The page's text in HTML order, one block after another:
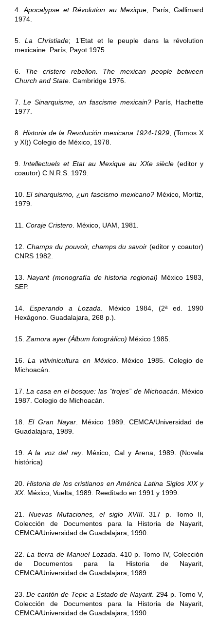
4.Apocalypse et Révolution au Mexique, París, Gallimard
1974.
5.La Christiade; 1’Etat et le peuple dans la révolution
mexicaine. París, Payot 1975.
6. The cristero rebelion. The mexican people between
Church and State. Cambridge 1976.
7.Le Sinarquisme, un fascisme mexicain?París, Hachette
1977.
8. Historia de la Revolución mexicana 1924-1929, (Tomos X
y XI)) Colegio de México, 1978.
9.Intellectuels et Etat au Mexique au XXe siècle(editor y
coautor) C.N.R.S. 1979.
10.El sinarquismo, ¿un fascismo mexicano?México, Mortiz,
1979.
11. Coraje Cristero. México, UAM, 1981.
12. Champs du pouvoir, champs du savoir (editor y coautor)
CNRS 1982.
13.Nayarit (monografía de historia regional) México 1983,
SEP.
14. Esperando a Lozada. México 1984, (2ª ed. 1990
Hexágono. Guadalajara, 268 p.).
15.Zamora ayer (Álbum fotográfico) México 1985.
16.La vitivinicultura en México. México 1985. Colegio de
Michoacán.
17.La casa en el bosque: las “trojes” de Michoacán. México
1987. Colegio de Michoacán.
18. El Gran Nayar. México 1989. CEMCA/Universidad de
Guadalajara, 1989.
19.A la voz del rey. México, Cal y Arena, 1989. (Novela
histórica)
20. Historia de los cristianos en América Latina Siglos XIX y
XX. México, Vuelta, 1989. Reeditado en 1991 y 1999.
21.Nuevas Mutaciones, el siglo XVIII. 317 p. Tomo II,
Colección de Documentos para la Historia de Nayarit,
CEMCA/Universidad de Guadalajara, 1990.
22.La tierra de Manuel Lozada. 410 p. Tomo IV, Colección
de Documentos para la Historia de Nayarit,
CEMCA/Universidad de Guadalajara, 1989.
23.De cantón de Tepic a Estado de Nayarit. 294 p. Tomo V,
Colección de Documentos para la Historia de Nayarit,
CEMCA/Universidad de Guadalajara, 1990.